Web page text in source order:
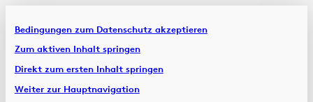
Bedingungen zum Datenschutz akzeptieren
Zum aktiven Inhalt springen
Direkt zum ersten Inhalt springen
Weiter zur Hauptnavigation
Artikel & Dossiers
Chronik